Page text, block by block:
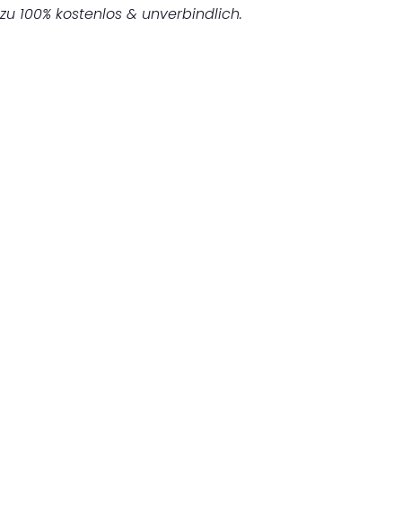
100% kostenlos & unverbindlich.